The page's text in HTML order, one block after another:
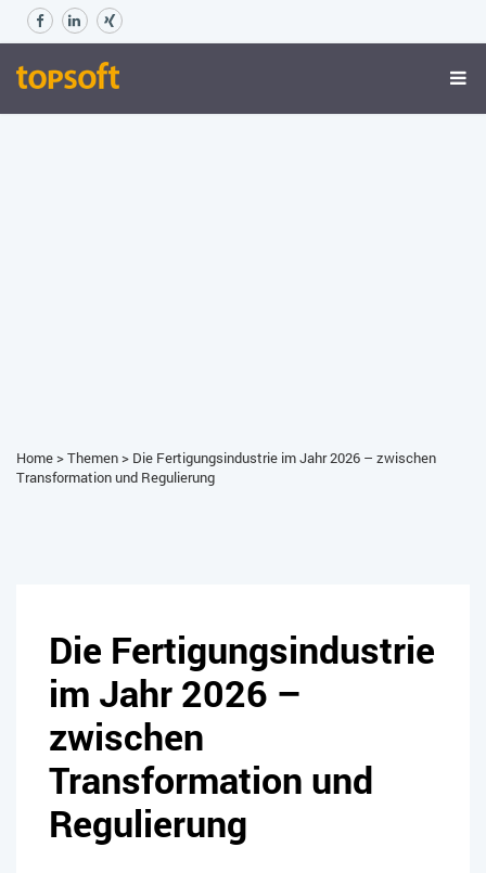
Home>Themen> Die Fertigungsindustrie im Jahr 2026 – zwischen
Transformation und Regulierung
Die Fertigungsindustrie
im Jahr 2026 –
zwischen
Transformation und
Regulierung